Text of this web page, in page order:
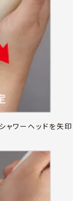
ャワーヘッドを矢印